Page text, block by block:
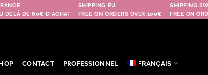
DELÀ DE 60€ D'ACHAT
SHIPPING EU
FREE ON ORDERS OVER 100€
SHIPPING
FREE ON
CONTACT PROFESSIONNEL FRANÇAIS